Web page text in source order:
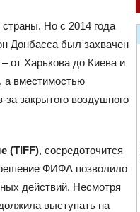
Но с 2014 года
Донбасса был захвачен
от Харькова до Киева и
а вместимостью
закрытого воздушного
(TIFF), сосредоточится
решение ФИФА позволило
действий. Несмотря
выступать на